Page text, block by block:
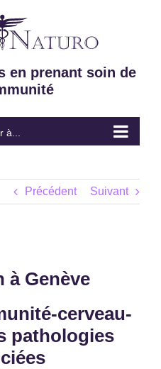
en prenant soin de
à...
Précédent Suivant
à Genève
cerveau-
pathologies